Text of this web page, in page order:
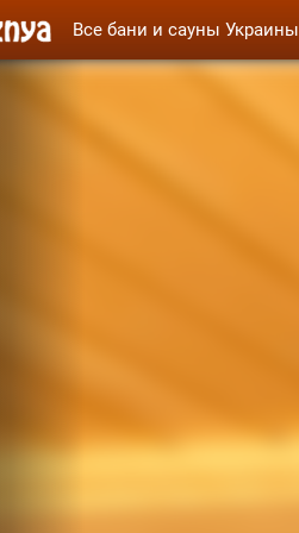
Все бани и сауны Украины